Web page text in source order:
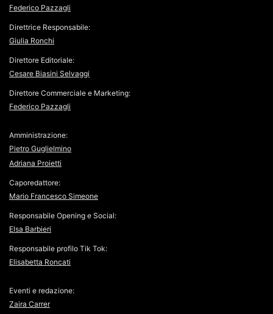
Federico Pazzagli
Direttrice Responsabile:
Giulia Ronchi
Direttore Editoriale:
Cesare Biasini Selvaggi
Direttore Commerciale e Marketing:
Federico Pazzagli
Amministrazione:
Pietro Guglielmino
Adriana Proietti
Caporedattore:
Mario Francesco Simeone
Responsabile Opening e Social:
Elsa Barbieri
Responsabile profilo Tik Tok:
Elisabetta Roncati
Eventi e redazione:
Zaira Carrer